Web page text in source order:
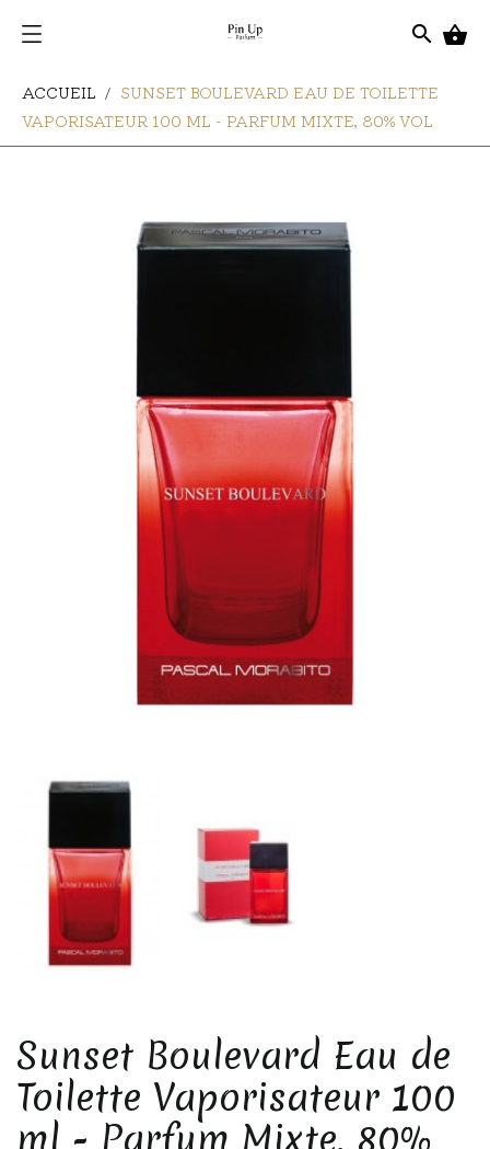

search
ACCUEIL
SUNSET BOULEVARD EAU DE TOILETTE
VAPORISATEUR 100 ML - PARFUM MIXTE, 80% VOL
Sunset Boulevard Eau de
Toilette Vaporisateur 100